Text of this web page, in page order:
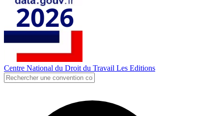
Centre National du Droit du Travail Les Editions